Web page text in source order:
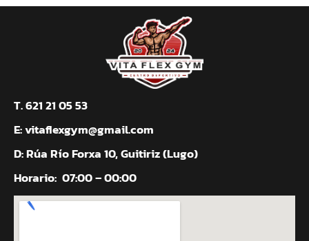
T. 621 21 05 53
E:vitaflexgym@gmail.com
D: Rúa Río Forxa 10, Guitiriz (Lugo)
Horario: 07:00 – 00:00